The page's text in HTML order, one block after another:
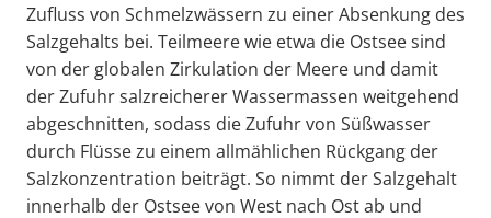
Zufluss von Schmelzwässern zu einer Absenkung des
Salzgehalts bei. Teilmeere wie etwa die Ostsee sind
von der globalen Zirkulation der Meere und damit
der Zufuhr salzreicherer Wassermassen weitgehend
abgeschnitten, sodass die Zufuhr von Süßwasser
durch Flüsse zu einem allmählichen Rückgang der
Salzkonzentration beiträgt. So nimmt der Salzgehalt
innerhalb der Ostsee von West nach Ost ab und